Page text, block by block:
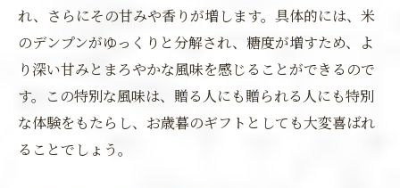
れ、さらにその甘みや香りが増します。具体的には、米
のデンプンがゆっくりと分解され、糖度が増すため、よ
り深い甘みとまろやかな風味を感じることができるので
す。この特別な風味は、贈る人にも贈られる人にも特別
な体験をもたらし、お歳暮のギフトとしても大変喜ばれ
ることでしょう。